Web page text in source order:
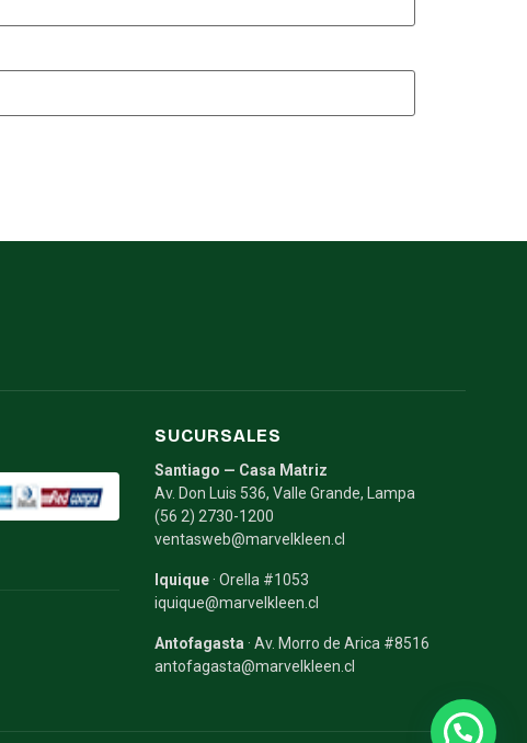
SUCURSALES
Santiago — Casa Matriz
Av. Don Luis 536, Valle Grande, Lampa
(56 2) 2730-1200
ventasweb@marvelkleen.cl
Iquique · Orella #1053
iquique@marvelkleen.cl
Antofagasta · Av. Morro de Arica #8516
antofagasta@marvelkleen.cl